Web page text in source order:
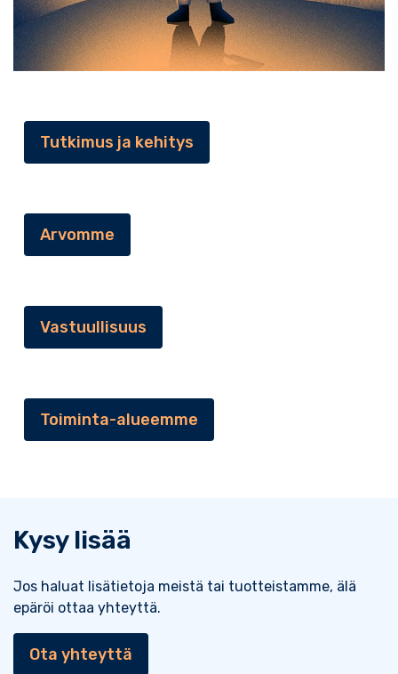
Tutkimus ja kehitys
Arvomme
Vastuullisuus
Toiminta-alueemme
Kysy lisää
Jos haluat lisätietoja meistä tai tuotteistamme, älä
epäröi ottaa yhteyttä.
Ota yhteyttä